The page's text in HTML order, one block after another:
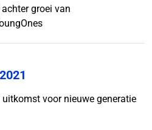
groei van
voor nieuwe generatie